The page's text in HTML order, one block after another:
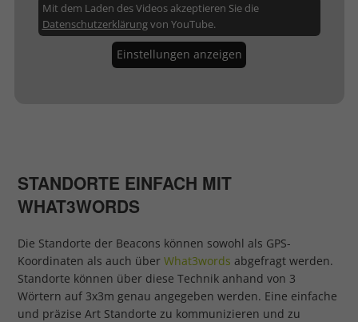
Mit dem Laden des Videos akzeptieren Sie die
Datenschutzerklärungvon YouTube.
Einstellungen anzeigen
STANDORTE EINFACH MIT
WHAT3WORDS
Die Standorte der Beacons können sowohl als GPS-
Koordinaten als auch über What3words abgefragt werden.
Standorte können über diese Technik anhand von 3
Wörtern auf 3x3m genau angegeben werden. Eine einfache
und präzise Art Standorte zu kommunizieren und zu